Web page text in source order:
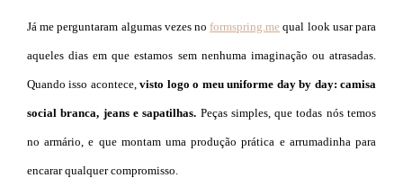
Já me perguntaram algumas vezes noformspring.me qual look usar para
aqueles dias em que estamos sem nenhuma imaginação ou atrasadas.
Quando isso acontece,visto logo o meu uniforme day by day: camisa
social branca, jeans e sapatilhas. Peças simples, que todas nós temos
no armário, e que montam uma produção prática e arrumadinha para
encarar qualquer compromisso.